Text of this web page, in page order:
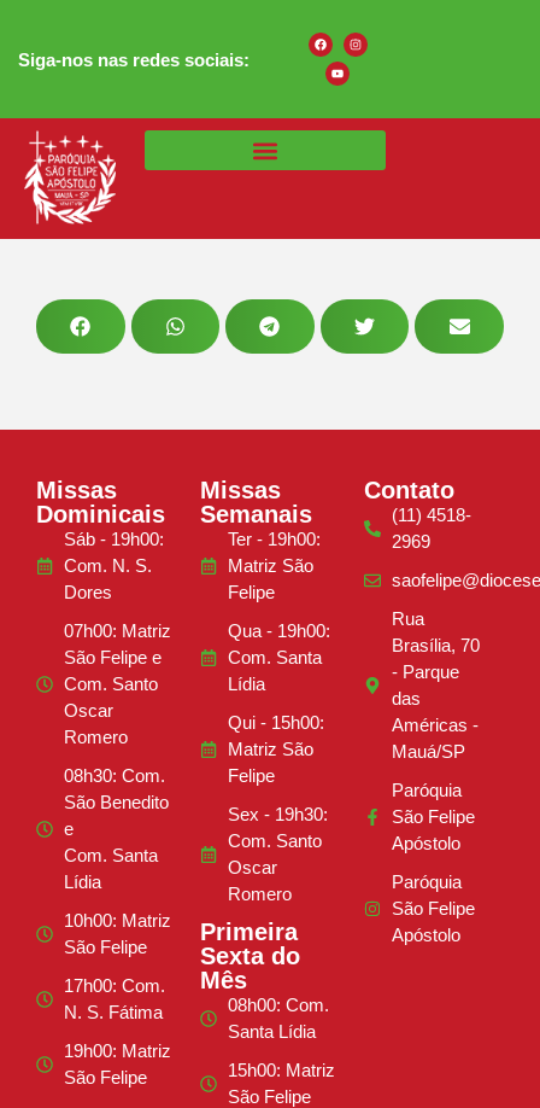
Siga-nos nas redes sociais:
Missas
Dominicais
Sáb - 19h00:
Com. N. S.
Dores
07h00: Matriz
São Felipe e
Com. Santo
Oscar
Romero
08h30: Com.
São Benedito
e
Com. Santa
Lídia
10h00: Matriz
São Felipe
17h00: Com.
N. S. Fátima
19h00: Matriz
São Felipe
Missas
Semanais
Ter - 19h00:
Matriz São
Felipe
Qua - 19h00:
Com. Santa
Lídia
Qui - 15h00:
Matriz São
Felipe
Sex - 19h30:
Com. Santo
Oscar
Romero
Primeira
Sexta do
Mês
08h00: Com.
Santa Lídia
15h00: Matriz
São Felipe
Contato
(11) 4518-
2969
Rua
Brasília, 70
- Parque
das
Américas -
Mauá/SP
Paróquia
São Felipe
Apóstolo
Paróquia
São Felipe
Apóstolo